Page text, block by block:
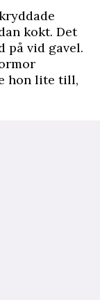
kokt. Det
på vid gavel.
hon lite till,